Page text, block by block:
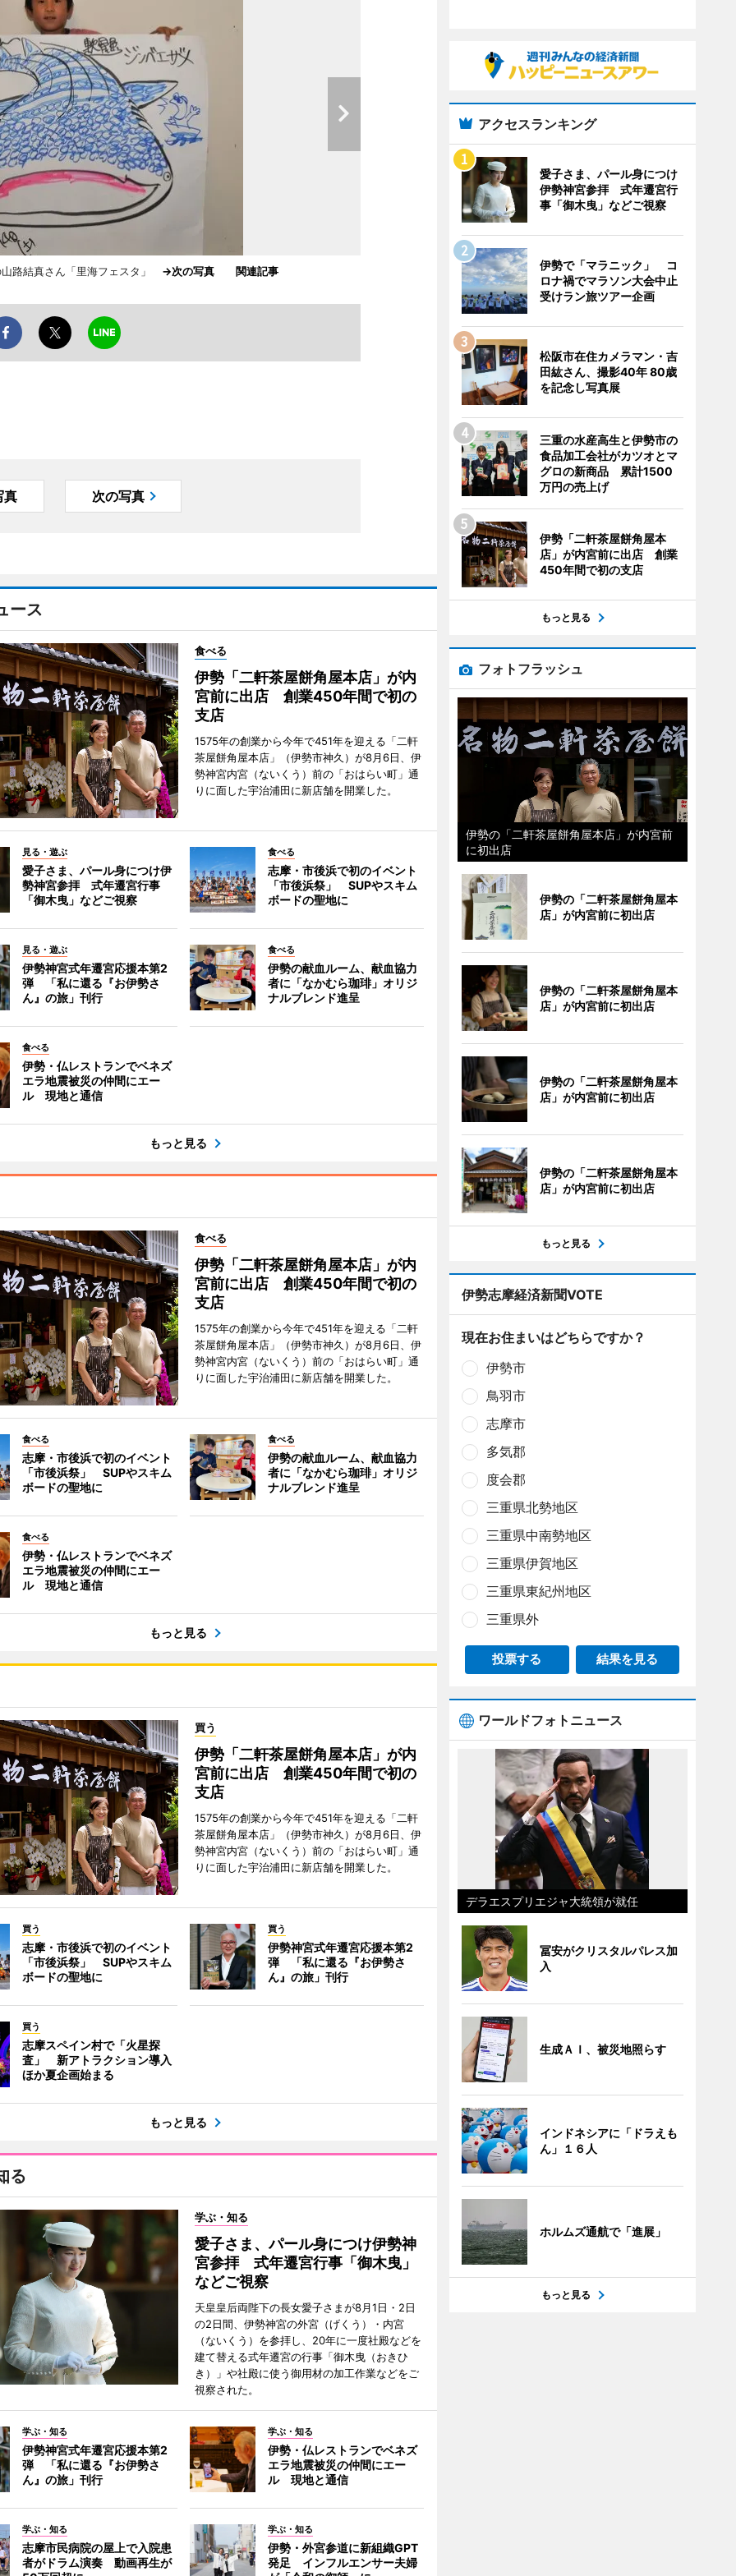
路結真さん「里海フェスタ」 →次の写真 関連記事
真 次の写真
ース
食べる
伊勢「二軒茶屋餅角屋本店」が内
宮前に出店 創業450年間で初の
支店
1575年の創業から今年で451年を迎える「二軒
茶屋餅角屋本店」（伊勢市神久）が8月6日、伊
勢神宮内宮（ないくう）前の「おはらい町」通
りに面した宇治浦田に新店舗を開業した。
見る・遊ぶ
愛子さま、パール身につけ伊
勢神宮参拝 式年遷宮行事
「御木曳」などご視察
食べる
志摩・市後浜で初のイベント
「市後浜祭」 SUPやスキム
ボードの聖地に
見る・遊ぶ
伊勢神宮式年遷宮応援本第2
弾 「私に還る『お伊勢さ
ん』の旅」刊行
食べる
伊勢の献血ルーム、献血協力
者に「なかむら珈琲」オリジ
ナルブレンド進呈
食べる
伊勢・仏レストランでベネズ
エラ地震被災の仲間にエー
ル 現地と通信
もっと見る
食べる
伊勢「二軒茶屋餅角屋本店」が内
宮前に出店 創業450年間で初の
支店
1575年の創業から今年で451年を迎える「二軒
茶屋餅角屋本店」（伊勢市神久）が8月6日、伊
勢神宮内宮（ないくう）前の「おはらい町」通
りに面した宇治浦田に新店舗を開業した。
食べる
志摩・市後浜で初のイベント
「市後浜祭」 SUPやスキム
ボードの聖地に
食べる
伊勢の献血ルーム、献血協力
者に「なかむら珈琲」オリジ
ナルブレンド進呈
食べる
伊勢・仏レストランでベネズ
エラ地震被災の仲間にエー
ル 現地と通信
もっと見る
買う
伊勢「二軒茶屋餅角屋本店」が内
宮前に出店 創業450年間で初の
支店
1575年の創業から今年で451年を迎える「二軒
茶屋餅角屋本店」（伊勢市神久）が8月6日、伊
勢神宮内宮（ないくう）前の「おはらい町」通
りに面した宇治浦田に新店舗を開業した。
買う
志摩・市後浜で初のイベント
「市後浜祭」 SUPやスキム
ボードの聖地に
買う
伊勢神宮式年遷宮応援本第2
弾 「私に還る『お伊勢さ
ん』の旅」刊行
買う
志摩スペイン村で「火星探
査」 新アトラクション導入
ほか夏企画始まる
もっと見る
る
学ぶ・知る
愛子さま、パール身につけ伊勢神
宮参拝 式年遷宮行事「御木曳」
などご視察
天皇皇后両陛下の長女愛子さまが8月1日・2日
の2日間、伊勢神宮の外宮（げくう）・内宮
（ないくう）を参拝し、20年に一度社殿などを
建て替える式年遷宮の行事「御木曳（おきひ
き）」や社殿に使う御用材の加工作業などをご
視察された。
学ぶ・知る
伊勢神宮式年遷宮応援本第2
弾 「私に還る『お伊勢さ
ん』の旅」刊行
学ぶ・知る
伊勢・仏レストランでベネズ
エラ地震被災の仲間にエー
ル 現地と通信
学ぶ・知る
志摩市民病院の屋上で入院患
者がドラム演奏 動画再生が
学ぶ・知る
伊勢・外宮参道に新組織GPT
発足 インフルエンサー夫婦
アクセスランキング
愛子さま、パール身につけ
伊勢神宮参拝 式年遷宮行
事「御木曳」などご視察
伊勢で「マラニック」 コ
ロナ禍でマラソン大会中止
受けラン旅ツアー企画
松阪市在住カメラマン・吉
田紘さん、撮影40年 80歳
を記念し写真展
三重の水産高生と伊勢市の
食品加工会社がカツオとマ
グロの新商品 累計1500
万円の売上げ
伊勢「二軒茶屋餅角屋本
店」が内宮前に出店 創業
450年間で初の支店
もっと見る
フォトフラッシュ
伊勢の「二軒茶屋餅角屋本店」が内宮前
に初出店
伊勢の「二軒茶屋餅角屋本
店」が内宮前に初出店
伊勢の「二軒茶屋餅角屋本
店」が内宮前に初出店
伊勢の「二軒茶屋餅角屋本
店」が内宮前に初出店
伊勢の「二軒茶屋餅角屋本
店」が内宮前に初出店
もっと見る
伊勢志摩経済新聞VOTE
現在お住まいはどちらですか？
伊勢市
鳥羽市
志摩市
多気郡
度会郡
三重県北勢地区
三重県中南勢地区
三重県伊賀地区
三重県東紀州地区
三重県外
投票する 結果を見る
ワールドフォトニュース
デラエスプリエジャ大統領が就任
冨安がクリスタルパレス加
入
生成ＡＩ、被災地照らす
インドネシアに「ドラえも
ん」１６人
ホルムズ通航で「進展」
もっと見る